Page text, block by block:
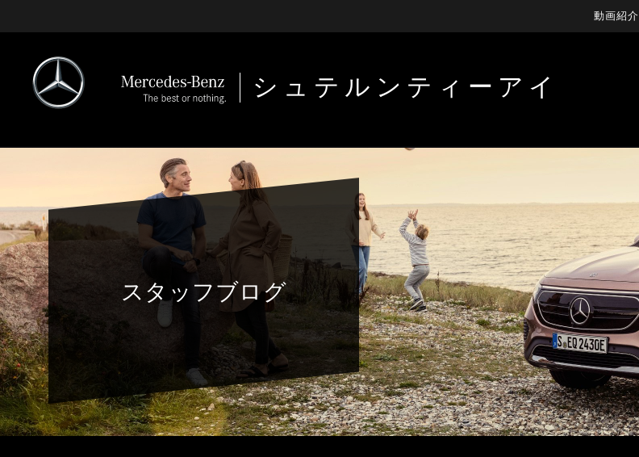
動画紹介
シュテルンティーアイ
スタッフブログ